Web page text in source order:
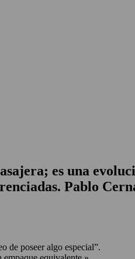
es una
Pablo
de poseer algo especial”.